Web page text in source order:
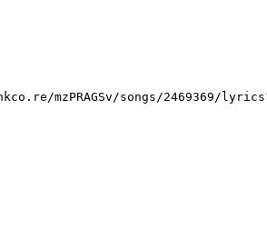
mzPRAGSv/songs/2469369/